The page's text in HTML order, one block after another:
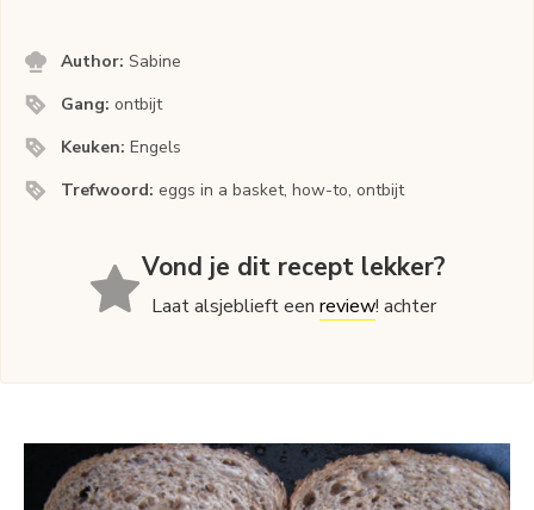
Author:Sabine
Gang: ontbijt
Keuken:Engels
Trefwoord: eggs in a basket, how-to, ontbijt
Vond je dit recept lekker?
Laat alsjeblieft eenreview! achter